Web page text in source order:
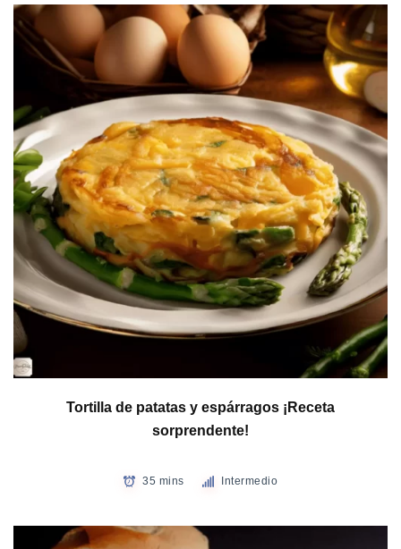
Tortilla de patatas y espárragos ¡Receta
sorprendente!
35 mins Intermedio